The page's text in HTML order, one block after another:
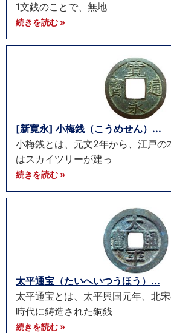
1文銭のことで、無地
続きを読む »
[新寛永] 小梅銭（こうめせん）...
小梅銭とは、元文2年から、江戸の
はスカイツリーが建っ
続きを読む »
太平通宝（たいへいつうほう）...
太平通宝とは、太平興国元年、北
時代に鋳造された銅銭
続きを読む »